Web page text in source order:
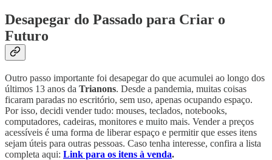
Desapegar do Passado para Criar o
Futuro
Outro passo importante foi desapegar do que acumulei ao longo dos
últimos 13 anos da Trianons. Desde a pandemia, muitas coisas
ficaram paradas no escritório, sem uso, apenas ocupando espaço.
Por isso, decidi vender tudo: mouses, teclados, notebooks,
computadores, cadeiras, monitores e muito mais. Vender a preços
acessíveis é uma forma de liberar espaço e permitir que esses itens
sejam úteis para outras pessoas. Caso tenha interesse, confira a lista
completa aqui: Link para os itens à venda.